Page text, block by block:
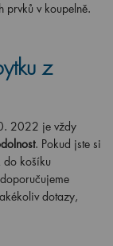
prvků v koupelně.
z
2022 je vždy
. Pokud jste si
do košíku
dotazy,